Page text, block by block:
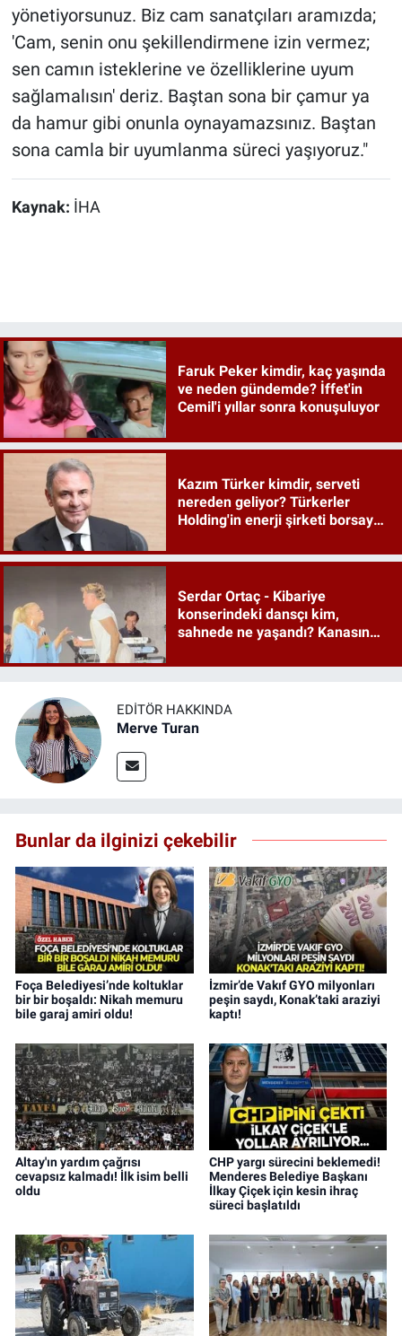
yönetiyorsunuz. Biz cam sanatçıları aramızda;
'Cam, senin onu şekillendirmene izin vermez;
sen camın isteklerine ve özelliklerine uyum
sağlamalısın' deriz. Baştan sona bir çamur ya
da hamur gibi onunla oynayamazsınız. Baştan
sona camla bir uyumlanma süreci yaşıyoruz."
Kaynak: İHA
Faruk Peker kimdir, kaç yaşında
ve neden gündemde? İffet'in
Cemil'i yıllar sonra konuşuluyor
Kazım Türker kimdir, serveti
nereden geliyor? Türkerler
Holding'in enerji şirketi borsaya
Serdar Ortaç - Kibariye
konserindeki dansçı kim,
sahnede ne yaşandı? Kanasın
EDITÖR HAKKINDA
Merve Turan
Bunlar da ilginizi çekebilir
Foça Belediyesi’nde koltuklar
bir bir boşaldı: Nikah memuru
bile garaj amiri oldu!
İzmir’de Vakıf GYO milyonları
peşin saydı, Konak’taki araziyi
kaptı!
Altay'ın yardım çağrısı
cevapsız kalmadı! İlk isim belli
oldu
CHP yargı sürecini beklemedi!
Menderes Belediye Başkanı
İlkay Çiçek için kesin ihraç
süreci başlatıldı